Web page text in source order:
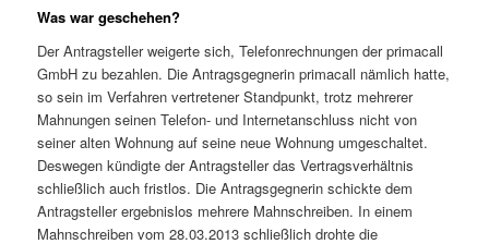
Was war geschehen?
Der Antragsteller weigerte sich, Telefonrechnungen der primacall
GmbH zu bezahlen. Die Antragsgegnerin primacall nämlich hatte,
so sein im Verfahren vertretener Standpunkt, trotz mehrerer
Mahnungen seinen Telefon- und Internetanschluss nicht von
seiner alten Wohnung auf seine neue Wohnung umgeschaltet.
Deswegen kündigte der Antragsteller das Vertragsverhältnis
schließlich auch fristlos. Die Antragsgegnerin schickte dem
Antragsteller ergebnislos mehrere Mahnschreiben. In einem
Mahnschreiben vom 28.03.2013 schließlich drohte die